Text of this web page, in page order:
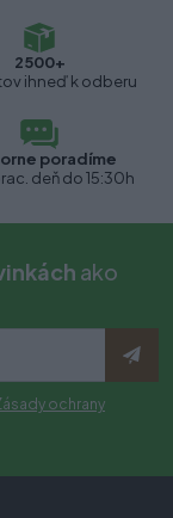
2500+
ihneď k odberu
poradíme
deň do 15:30h
ako
ochrany